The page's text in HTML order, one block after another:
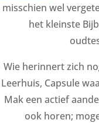
misschien wel
het kleinste
Wie herinnert zich
Leerhuis, Capsule
Mak een actief
ook horen;